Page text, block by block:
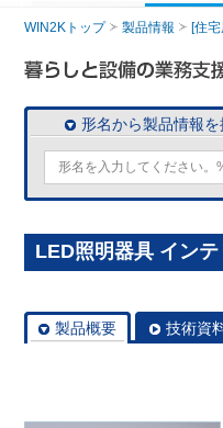
WIN2Kトップ 製品情報 [住
形名から製品情報を
LED照明器具 イン
製品概要 技術資